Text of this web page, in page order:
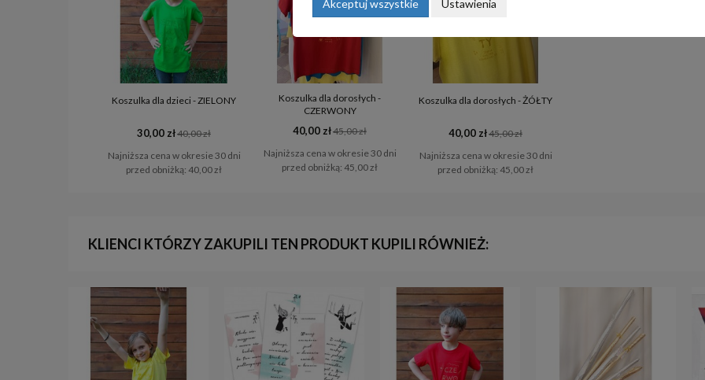
Koszulka dla dzieci - ZIELONY
30,00 zł40,00 zł
Najniższa cena w okresie 30 dni
przed obniżką: 40,00 zł
Koszulka dla dorosłych -
CZERWONY
40,00 zł45,00 zł
Najniższa cena w okresie 30 dni
przed obniżką: 45,00 zł
Koszulka dla dorosłych - ŻÓŁTY
40,00 zł45,00 zł
Najniższa cena w okresie 30 dni
przed obniżką: 45,00 zł
KLIENCI KTÓRZY ZAKUPILI TEN PRODUKT KUPILI RÓWNIEŻ:
Akceptuj wszystkie Ustawienia